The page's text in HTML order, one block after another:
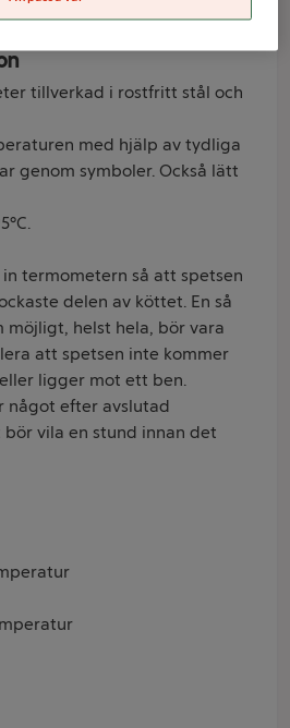
tillverkad i rostfritt stål och
med hjälp av tydliga
genom symboler. Också lätt
in termometern så att spetsen
delen av köttet. En så
möjligt, helst hela, bör vara
att spetsen inte kommer
ligger mot ett ben.
något efter avslutad
vila en stund innan det